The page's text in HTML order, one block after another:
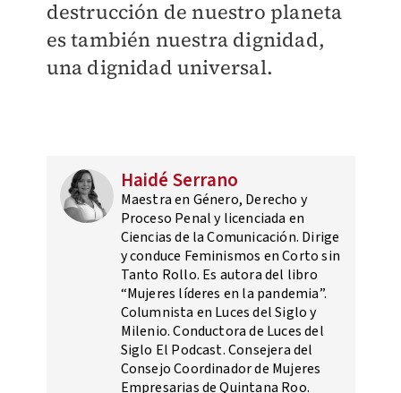
destrucción de nuestro planeta
es también nuestra dignidad,
una dignidad universal.
Haidé Serrano
Maestra en Género, Derecho y
Proceso Penal y licenciada en
Ciencias de la Comunicación. Dirige
y conduce Feminismos en Corto sin
Tanto Rollo. Es autora del libro
“Mujeres líderes en la pandemia”.
Columnista en Luces del Siglo y
Milenio. Conductora de Luces del
Siglo El Podcast. Consejera del
Consejo Coordinador de Mujeres
Empresarias de Quintana Roo.